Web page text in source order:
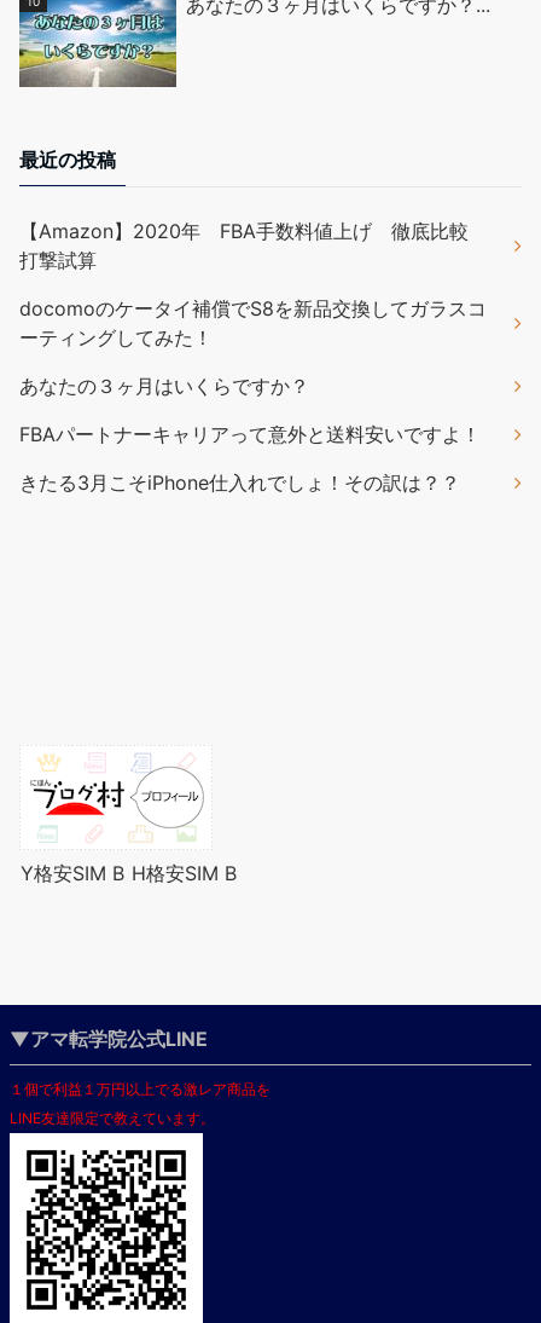
あなたの３ヶ月はいくらですか？...
最近の投稿
【Amazon】2020年 FBA手数料値上げ 徹底比較
打撃試算
docomoのケータイ補償でS8を新品交換してガラスコ
ーティングしてみた！
あなたの３ヶ月はいくらですか？
FBAパートナーキャリアって意外と送料安いですよ！
きたる3月こそiPhone仕入れでしょ！その訳は？？
Y格安SIM B H格安SIM B
▼アマ転学院公式LINE
１個で利益１万円以上でる激レア商品を
LINE友達限定で教えています。